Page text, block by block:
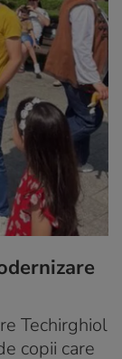
Techirghiol
copii care